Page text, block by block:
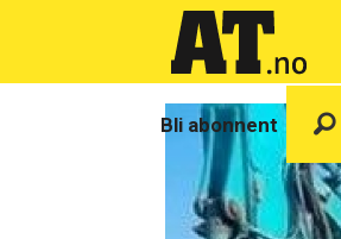
Bli abonnent